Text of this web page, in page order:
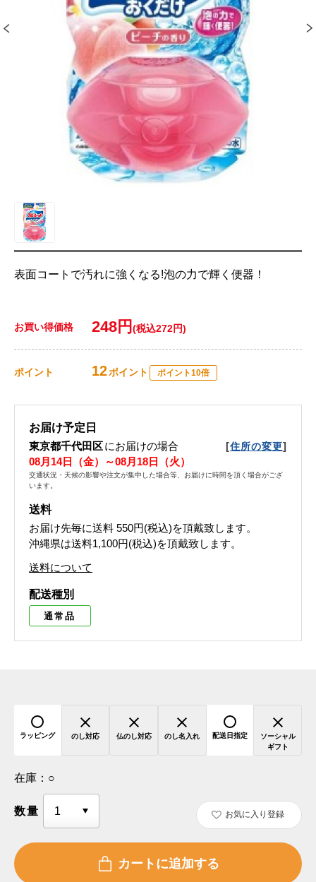
表面コートで汚れに強くなる!泡の力で輝く便器！
お買い得価格 248円 (税込272円)
ポイント 12ポイント ポイント10倍
お届け予定日
東京都千代田区にお届けの場合 [住所の変更]
08月14日（金）～08月18日（火）
交通状況・天候の影響や注文が集中した場合等、お届けに時間を頂く場合がござ
います。
送料
お届け先毎に送料 550円(税込)を頂戴致します。
沖縄県は送料1,100円(税込)を頂戴致します。
送料について
配送種別
通常品
ラッピング のし対応 仏のし対応 のし名入れ 配送日指定
ソーシャル
ギフト
在庫： ○
数量 お気に入り登録